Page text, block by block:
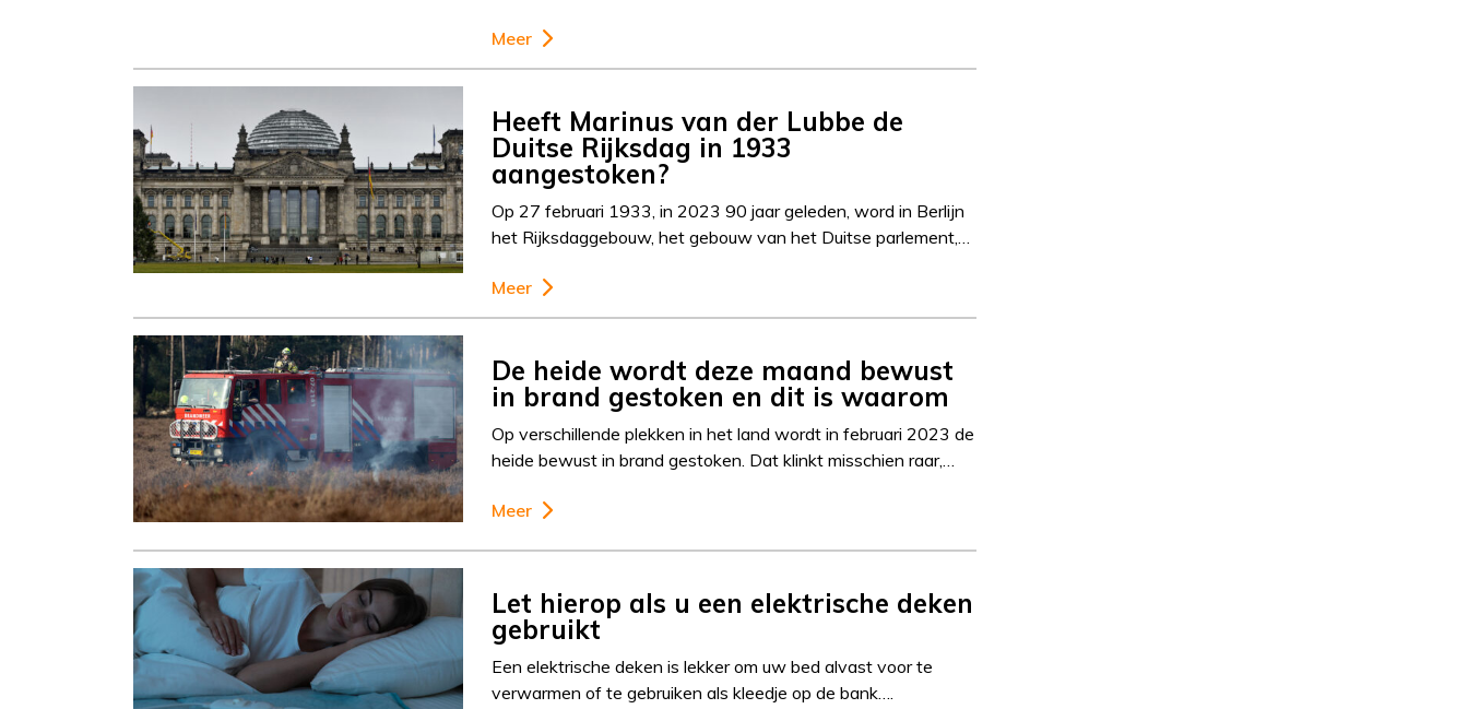
Meer
Heeft Marinus van der Lubbe de
Duitse Rijksdag in 1933
aangestoken?
Op 27 februari 1933, in 2023 90 jaar geleden, word in Berlijn
het Rijksdaggebouw, het gebouw van het Duitse parlement,…
Meer
De heide wordt deze maand bewust
in brand gestoken en dit is waarom
Op verschillende plekken in het land wordt in februari 2023 de
heide bewust in brand gestoken. Dat klinkt misschien raar,…
Meer
Let hierop als u een elektrische deken
gebruikt
Een elektrische deken is lekker om uw bed alvast voor te
verwarmen of te gebruiken als kleedje op de bank….